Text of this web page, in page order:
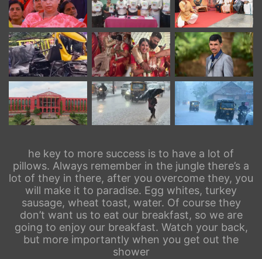
he key to more success is to have a lot of
pillows. Always remember in the jungle there’s a
lot of they in there, after you overcome they, you
will make it to paradise. Egg whites, turkey
sausage, wheat toast, water. Of course they
don’t want us to eat our breakfast, so we are
going to enjoy our breakfast. Watch your back,
but more importantly when you get out the
shower